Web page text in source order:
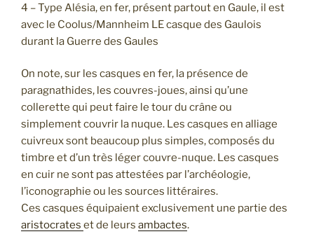
4 – Type Alésia, en fer, présent partout en Gaule, il est
avec le Coolus/Mannheim LE casque des Gaulois
durant la Guerre des Gaules
On note, sur les casques en fer, la présence de
paragnathides, les couvres-joues, ainsi qu’une
collerette qui peut faire le tour du crâne ou
simplement couvrir la nuque. Les casques en alliage
cuivreux sont beaucoup plus simples, composés du
timbre et d’un très léger couvre-nuque. Les casques
en cuir ne sont pas attestées par l’archéologie,
l’iconographie ou les sources littéraires.
Ces casques équipaient exclusivement une partie des
aristocrates et de leurs ambactes.